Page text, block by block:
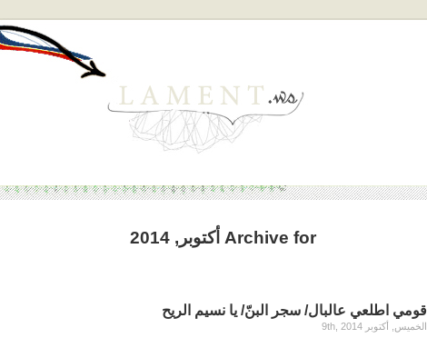
Archive for أكتوبر, 2014
قومي اطلعي عالبال/ سجر البنّ/ يا نسيم الريح
الخميس, أكتوبر 9th, 2014